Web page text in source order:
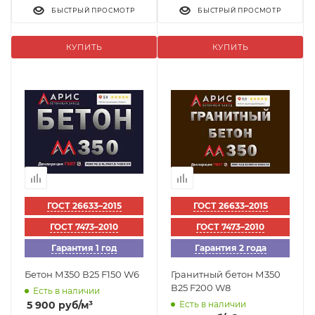
КУПИТЬ
БЫСТРЫЙ ПРОСМОТР
КУПИТЬ
БЫСТРЫЙ ПРОСМОТР
ГОСТ 26633–2015
ГОСТ 7473–2010
Гарантия 1 год
Бетон М350 В25 F150 W6
Есть в наличии
5 900 руб/м³
ГОСТ 26633–2015
ГОСТ 7473–2010
Гарантия 2 года
Гранитный бетон М350
В25 F200 W8
Есть в наличии